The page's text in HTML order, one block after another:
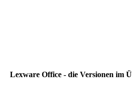
Lexware Office - die Versionen im